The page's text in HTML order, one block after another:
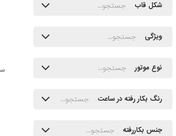
شکل قاب
ویژگی
نوع موتور
رنگ بکار رفته در ساعت
جنس بکاررفته